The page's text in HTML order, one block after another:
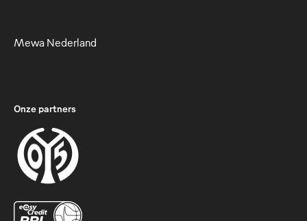
Mewa Nederland
Onze partners